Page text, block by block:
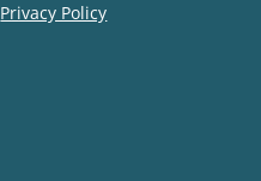
Privacy Policy